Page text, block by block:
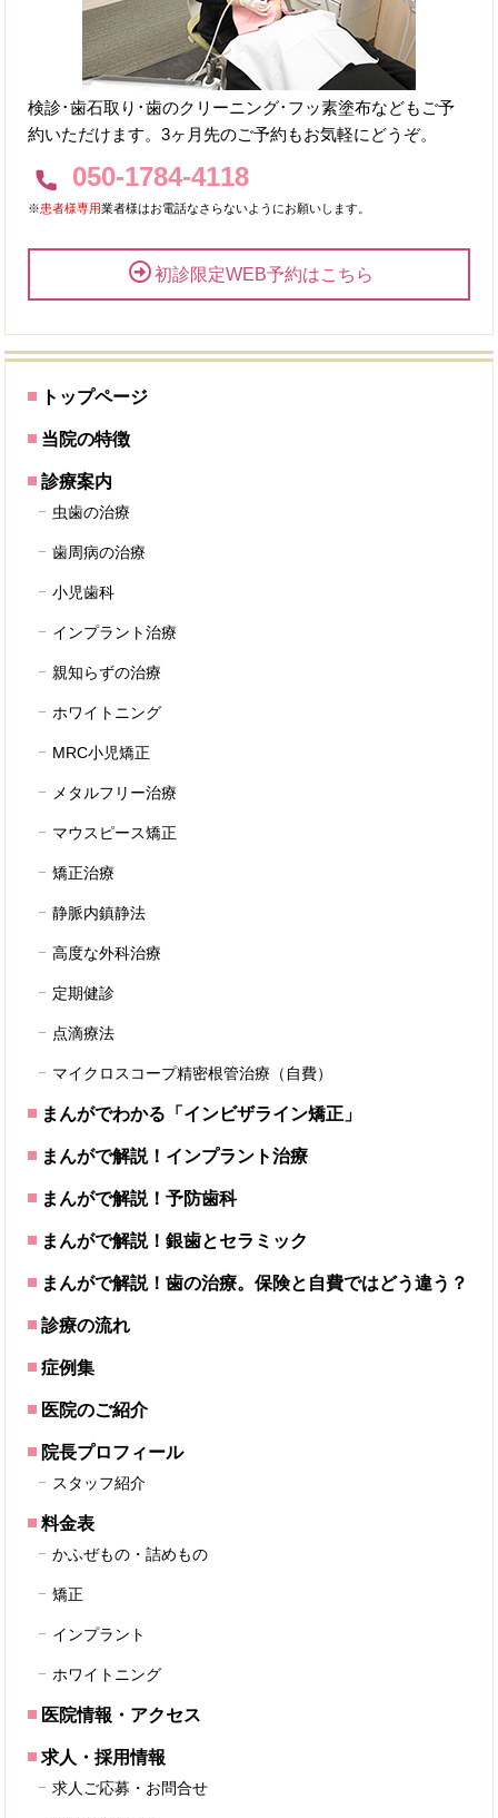
検診･歯石取り･歯のクリーニング･フッ素塗布などもご予
約いただけます。3ヶ月先のご予約もお気軽にどうぞ。
050-1784-4118
※患者様専用業者様はお電話なさらないようにお願いします。
初診限定WEB予約はこちら
トップページ
当院の特徴
診療案内
虫歯の治療
歯周病の治療
小児歯科
インプラント治療
親知らずの治療
ホワイトニング
MRC小児矯正
メタルフリー治療
マウスピース矯正
矯正治療
静脈内鎮静法
高度な外科治療
定期健診
点滴療法
マイクロスコープ精密根管治療（自費）
まんがでわかる「インビザライン矯正」
まんがで解説！インプラント治療
まんがで解説！予防歯科
まんがで解説！銀歯とセラミック
まんがで解説！歯の治療。保険と自費ではどう違う？
診療の流れ
症例集
医院のご紹介
院長プロフィール
スタッフ紹介
料金表
かふぜもの・詰めもの
矯正
インプラント
ホワイトニング
医院情報・アクセス
求人・採用情報
求人ご応募・お問合せ